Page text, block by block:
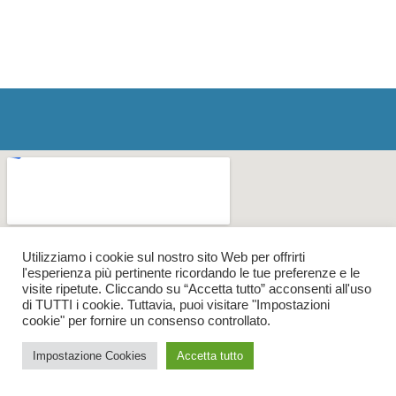
Utilizziamo i cookie sul nostro sito Web per offrirti
l'esperienza più pertinente ricordando le tue preferenze e le
visite ripetute. Cliccando su “Accetta tutto” acconsenti all'uso
di TUTTI i cookie. Tuttavia, puoi visitare "Impostazioni
cookie" per fornire un consenso controllato.
Impostazione Cookies Accetta tutto